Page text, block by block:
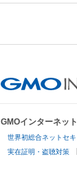
GMOインターネッ
世界初総合ネットセ
実在証明・盗聴対策